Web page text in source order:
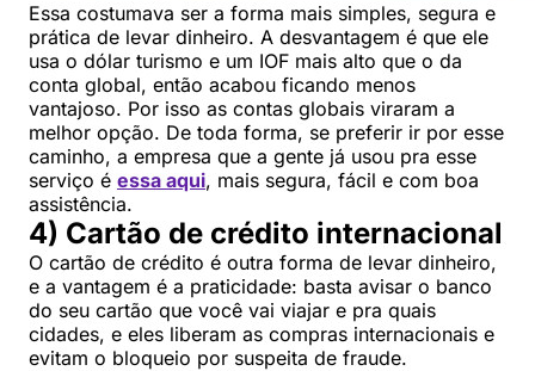
Essa costumava ser a forma mais simples, segura e
prática de levar dinheiro. A desvantagem é que ele
usa o dólar turismo e um IOF mais alto que o da
conta global, então acabou ficando menos
vantajoso. Por isso as contas globais viraram a
melhor opção. De toda forma, se preferir ir por esse
caminho, a empresa que a gente já usou pra esse
serviço é essa aqui, mais segura, fácil e com boa
assistência.
4) Cartão de crédito internacional
O cartão de crédito é outra forma de levar dinheiro,
e a vantagem é a praticidade: basta avisar o banco
do seu cartão que você vai viajar e pra quais
cidades, e eles liberam as compras internacionais e
evitam o bloqueio por suspeita de fraude.